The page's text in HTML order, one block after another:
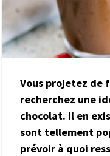
Vous projetez de
recherchez une
chocolat. Il en
sont tellement
prévoir à quoi